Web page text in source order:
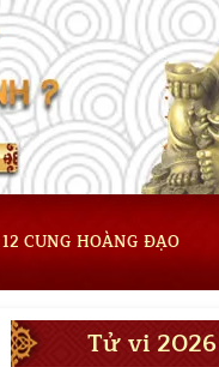
12 CUNG HOÀNG ĐẠO
Tử vi 2026